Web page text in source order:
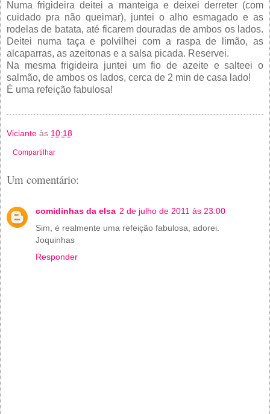
Numa frigideira deitei a manteiga e deixei derreter (com
cuidado pra não queimar), juntei o alho esmagado e as
rodelas de batata, até ficarem douradas de ambos os lados.
Deitei numa taça e polvilhei com a raspa de limão, as
alcaparras, as azeitonas e a salsa picada. Reservei.
Na mesma frigideira juntei um fio de azeite e salteei o
salmão, de ambos os lados, cerca de 2 min de casa lado!
É uma refeição fabulosa!
Viciante às 10:18
Compartilhar
Um comentário:
comidinhas da elsa 2 de julho de 2011 às 23:00
Sim, é realmente uma refeição fabulosa, adorei.
Joquinhas
Responder